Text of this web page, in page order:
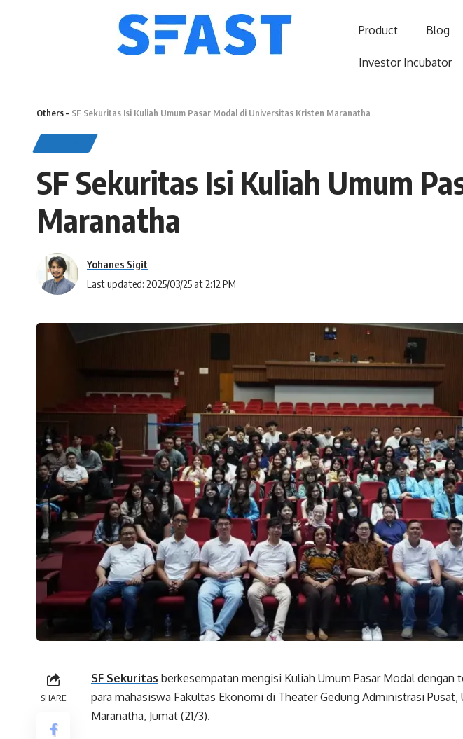
Product Blog
Investor Incubator
Others– SF Sekuritas Isi Kuliah Umum Pasar Modal di Universitas Kristen Maranatha
SF Sekuritas Isi Kuliah Umum
Maranatha
Last updated: 2025/03/25 at 2:12 PM
Yohanes Sigit
SHARE
SF Sekuritas berkesempatan mengisi Kuliah Umum Pasar Modal dengan
para mahasiswa Fakultas Ekonomi di Theater Gedung Administrasi Pusat,
Maranatha, Jumat (21/3).